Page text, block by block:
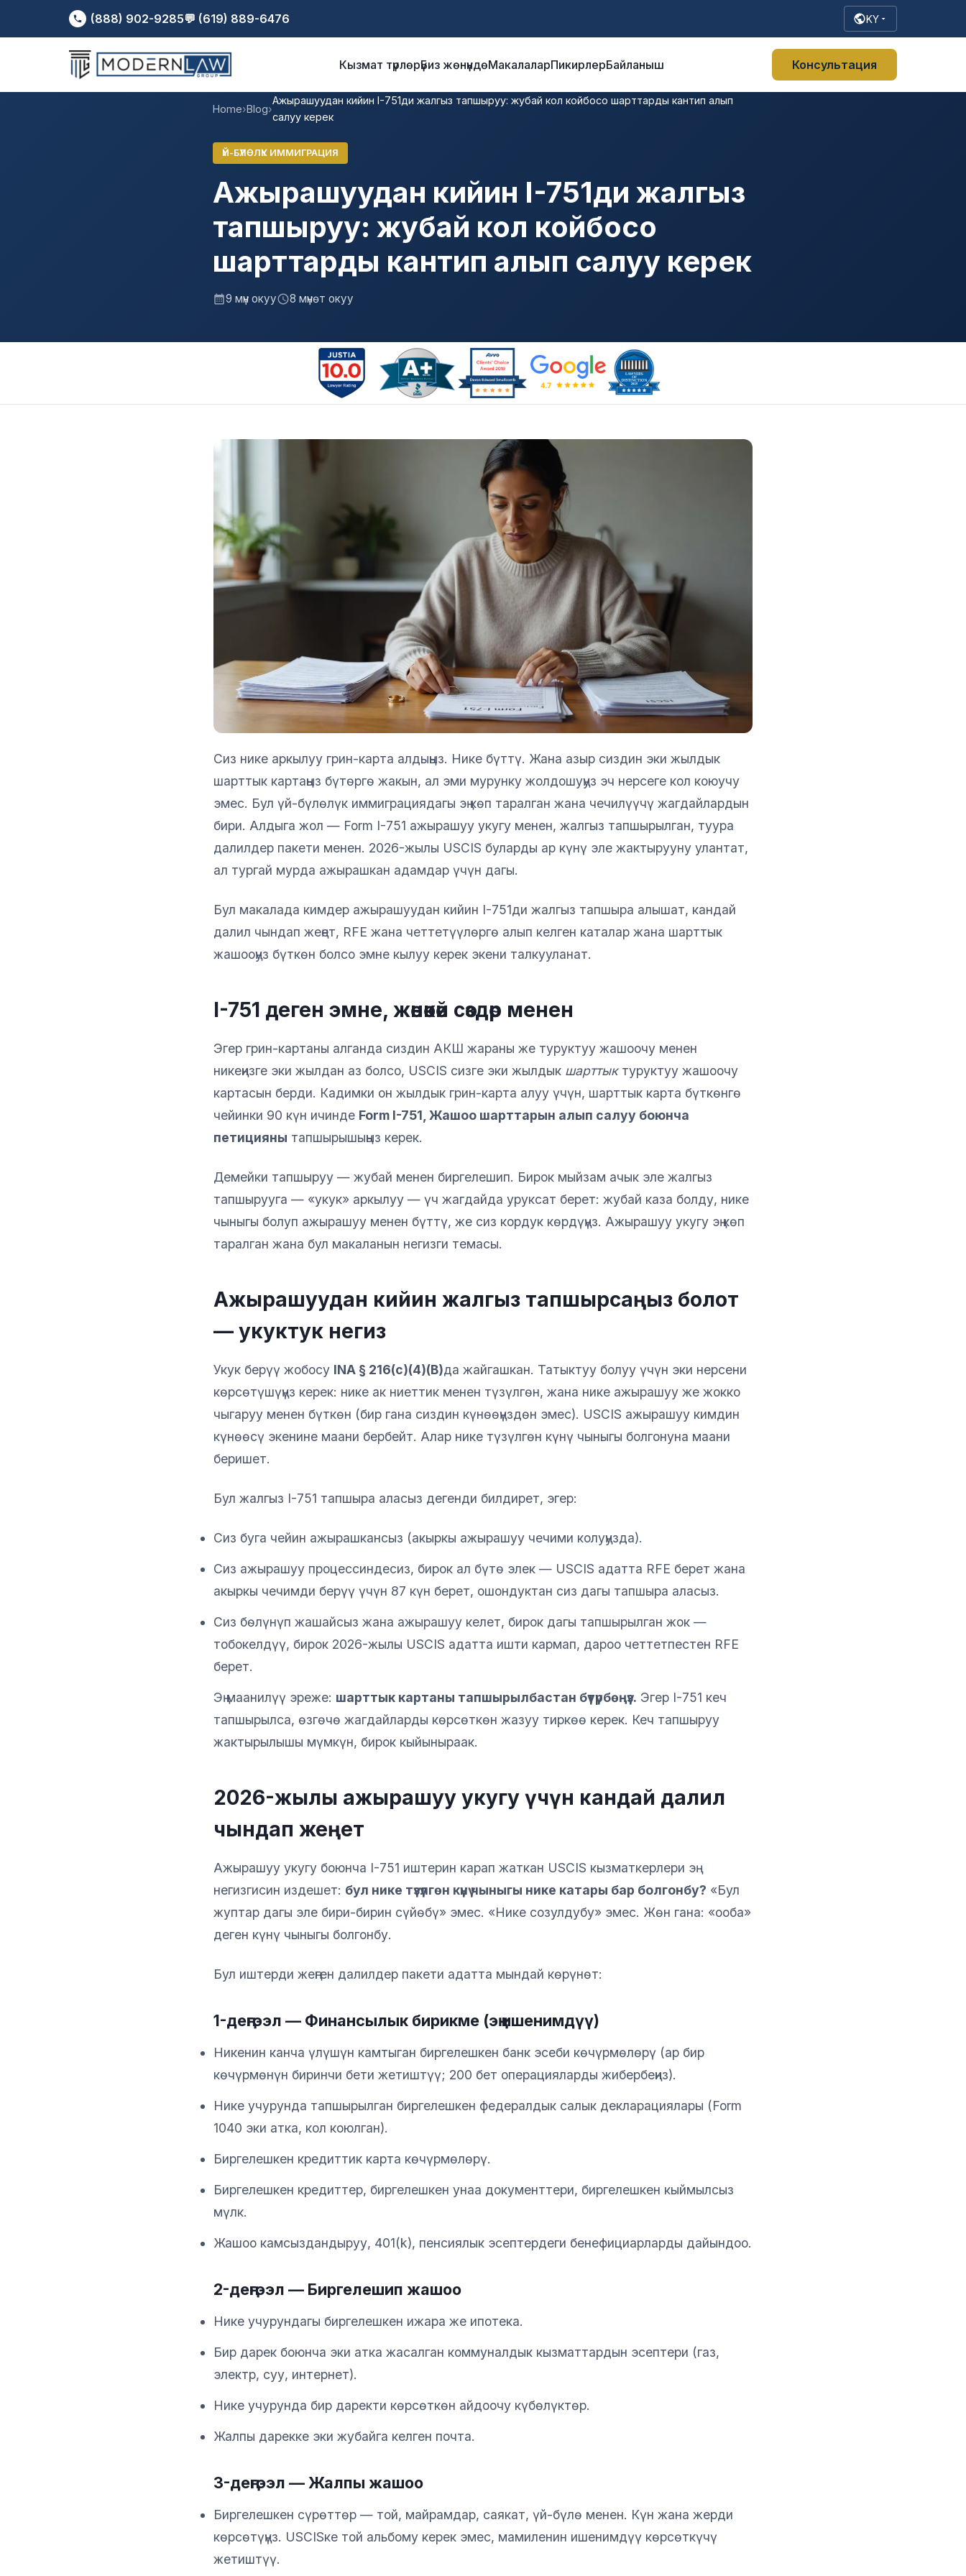
(888) 902-9285💬 (619) 889-6476 KY
Кызмат түрлөрүБиз жөнүндөМакалаларПикирлерБайланыш Консультация
Home›Blog›
Ажырашуудан кийин I-751ди жалгыз тапшыруу: жубай кол койбосо шарттарды кантип алып
салуу керек
ҮЙ-БҮЛӨЛҮК ИММИГРАЦИЯ
Ажырашуудан кийин I-751ди жалгыз
тапшыруу: жубай кол койбосо
шарттарды кантип алып салуу керек
9 мүн окуу 8 мүнөт окуу
Сиз нике аркылуу грин-карта алдыңыз. Нике бүттү. Жана азыр сиздин эки жылдык
шарттык картаңыз бүтөргө жакын, ал эми мурунку жолдошуңуз эч нерсеге кол коюучу
эмес. Бул үй-бүлөлүк иммиграциядагы эң көп таралган жана чечилүүчү жагдайлардын
бири. Алдыга жол — Form I-751 ажырашуу укугу менен, жалгыз тапшырылган, туура
далилдер пакети менен. 2026-жылы USCIS буларды ар күнү эле жактырууну улантат,
ал тургай мурда ажырашкан адамдар үчүн дагы.
Бул макалада кимдер ажырашуудан кийин I-751ди жалгыз тапшыра алышат, кандай
далил чындап жеңет, RFE жана четтетүүлөргө алып келген каталар жана шарттык
жашооңуз бүткөн болсо эмне кылуу керек экени талкууланат.
I-751 деген эмне, жөнөкөй сөздөр менен
Эгер грин-картаны алганда сиздин АКШ жараны же туруктуу жашоочу менен
никеңизге эки жылдан аз болсо, USCIS сизге эки жылдык шарттыктуруктуу жашоочу
картасын берди. Кадимки он жылдык грин-карта алуу үчүн, шарттык карта бүткөнгө
чейинки 90 күн ичинде Form I-751, Жашоо шарттарын алып салуу боюнча
петицияны тапшырышыңыз керек.
Демейки тапшыруу — жубай менен биргелешип. Бирок мыйзам ачык эле жалгыз
тапшырууга — «укук» аркылуу — үч жагдайда уруксат берет: жубай каза болду, нике
чыныгы болуп ажырашуу менен бүттү, же сиз кордук көрдүңүз. Ажырашуу укугу эң көп
таралган жана бул макаланын негизги темасы.
Ажырашуудан кийин жалгыз тапшырсаңыз болот
— укуктук негиз
Укук берүү жобосу INA § 216(c)(4)(B)да жайгашкан. Татыктуу болуу үчүн эки нерсени
көрсөтүшүңүз керек: нике ак ниеттик менен түзүлгөн, жана нике ажырашуу же жокко
чыгаруу менен бүткөн (бир гана сиздин күнөөңүздөн эмес). USCIS ажырашуу кимдин
күнөөсү экенине маани бербейт. Алар нике түзүлгөн күнү чыныгы болгонуна маани
беришет.
Бул жалгыз I-751 тапшыра аласыз дегенди билдирет, эгер:
Сиз буга чейин ажырашкансыз (акыркы ажырашуу чечими колуңузда).
Сиз ажырашуу процессиндесиз, бирок ал бүтө элек — USCIS адатта RFE берет жана
акыркы чечимди берүү үчүн 87 күн берет, ошондуктан сиз дагы тапшыра аласыз.
Сиз бөлүнүп жашайсыз жана ажырашуу келет, бирок дагы тапшырылган жок —
тобокелдүү, бирок 2026-жылы USCIS адатта ишти кармап, дароо четтетпестен RFE
берет.
Эң маанилүү эреже: шарттык картаны тапшырылбастан бүтүрбөңүз. Эгер I-751 кеч
тапшырылса, өзгөчө жагдайларды көрсөткөн жазуу тиркөө керек. Кеч тапшыруу
жактырылышы мүмкүн, бирок кыйыныраак.
2026-жылы ажырашуу укугу үчүн кандай далил
чындап жеңет
Ажырашуу укугу боюнча I-751 иштерин карап жаткан USCIS кызматкерлери эң
негизгисин издешет: бул нике түзүлгөн күнү чыныгы нике катары бар болгонбу? «Бул
жуптар дагы эле бири-бирин сүйөбү» эмес. «Нике созулдубу» эмес. Жөн гана: «ооба»
деген күнү чыныгы болгонбу.
Бул иштерди жеңген далилдер пакети адатта мындай көрүнөт:
1-деңгээл — Финансылык бирикме (эң ишенимдүү)
Никенин канча үлүшүн камтыган биргелешкен банк эсеби көчүрмөлөрү (ар бир
көчүрмөнүн биринчи бети жетиштүү; 200 бет операцияларды жибербеңиз).
Нике учурунда тапшырылган биргелешкен федералдык салык декларациялары (Form
1040 эки атка, кол коюлган).
Биргелешкен кредиттик карта көчүрмөлөрү.
Биргелешкен кредиттер, биргелешкен унаа документтери, биргелешкен кыймылсыз
мүлк.
Жашоо камсыздандыруу, 401(k), пенсиялык эсептердеги бенефициарларды дайындоо.
2-деңгээл — Биргелешип жашоо
Нике учурундагы биргелешкен ижара же ипотека.
Бир дарек боюнча эки атка жасалган коммуналдык кызматтардын эсептери (газ,
электр, суу, интернет).
Нике учурунда бир даректи көрсөткөн айдоочу күбөлүктөр.
Жалпы дарекке эки жубайга келген почта.
3-деңгээл — Жалпы жашоо
Биргелешкен сүрөттөр — той, майрамдар, саякат, үй-бүлө менен. Күн жана жерди
көрсөтүңүз. USCISке той альбому керек эмес, мамиленин ишенимдүү көрсөткүчү
жетиштүү.